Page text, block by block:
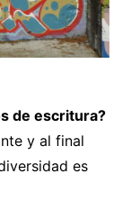
de escritura?
y al final
es